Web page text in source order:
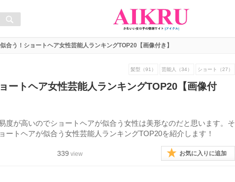
似合う！ショートヘア女性芸能人ランキングTOP20【画像付き】
髪型（91） 芸能人（34） ショート（27）
ートヘア女性芸能人ランキングTOP20【画像付
度が高いのでショートヘアが似合う女性は美形なのだと思います。そ
ートヘアが似合う女性芸能人ランキングTOP20を紹介します！
339 view お気に入りに追加